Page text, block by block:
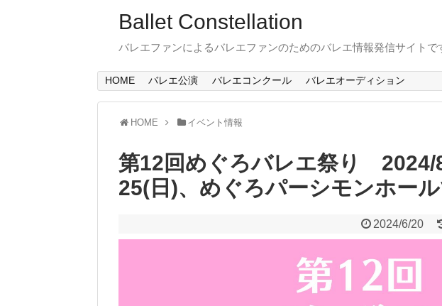
Ballet Constellation
バレエファンによるバレエファンのためのバレエ情報発信サイトで
HOME バレエ公演 バレエコンクール バレエオーディション
HOME イベント情報
第12回めぐろバレエ祭り 2024/
25(日)、めぐろパーシモンホール
2024/6/20